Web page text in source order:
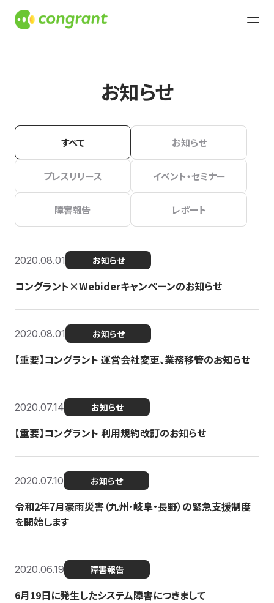
お知らせ
すべて お知らせ
プレスリリース イベント・セミナー
障害報告 レポート
2020.08.01 お知らせ
コングラント×Webiderキャンペーンのお知らせ
2020.08.01 お知らせ
【重要】コングラント 運営会社変更、業務移管のお知らせ
2020.07.14 お知らせ
【重要】コングラント 利用規約改訂のお知らせ
2020.07.10 お知らせ
令和2年7月豪雨災害（九州・岐阜・長野）の緊急支援制度
を開始します
2020.06.19 障害報告
6月19日に発生したシステム障害につきまして